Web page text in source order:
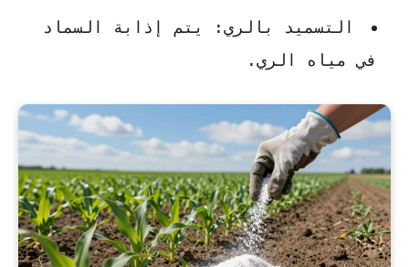
التسميد بالري: يتم إذابة السماد
في مياه الري.